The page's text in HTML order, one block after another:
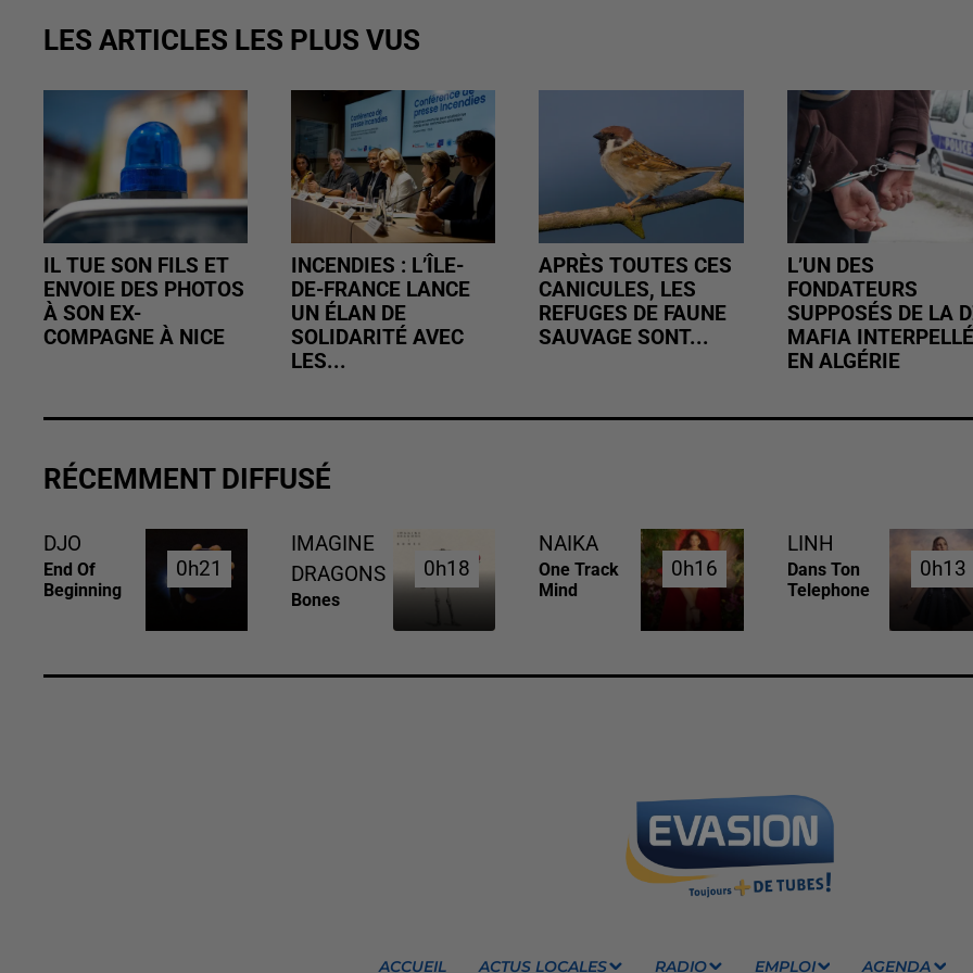
LES ARTICLES LES PLUS VUS
IL TUE SON FILS ET
ENVOIE DES PHOTOS
À SON EX-
COMPAGNE À NICE
INCENDIES : L’ÎLE-
DE-FRANCE LANCE
UN ÉLAN DE
SOLIDARITÉ AVEC
LES...
APRÈS TOUTES CES
CANICULES, LES
REFUGES DE FAUNE
SAUVAGE SONT...
L’UN DES
FONDATEURS
SUPPOSÉS DE LA
MAFIA INTERPELLÉ
EN ALGÉRIE
RÉCEMMENT DIFFUSÉ
DJO
End Of
Beginning
0h21
0h21
IMAGINE
DRAGONS
Bones
0h18
0h18
NAIKA
One Track
Mind
0h16
0h16
LINH
Dans Ton
Telephone
0h13
0h13
ACCUEIL ACTUS LOCALES RADIO EMPLOI AGENDA